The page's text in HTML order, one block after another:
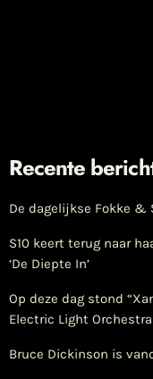
Recente
De dagelijkse Fokke &
S10 keert terug naar
‘De Diepte In’
Op deze dag stond
Electric Light
Bruce Dickinson is